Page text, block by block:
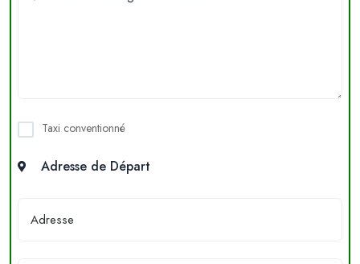
Taxi conventionné
Adresse de Départ